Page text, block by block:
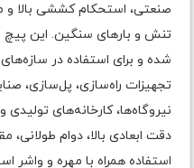
صنعتی، استحکام کششی بالا و
تنش و بارهای سنگین. این پیچ
شده و برای استفاده در
تجهیزات راه‌سازی، پل‌سازی،
نیروگاه‌ها، کارخانه‌های
دقت ابعادی بالا، دوام
استفاده همراه با مهره و واشر